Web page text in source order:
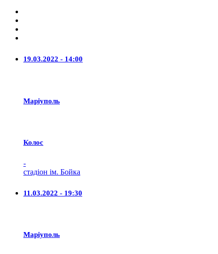
19.03.2022 - 14:00
Маріуполь
Колос
-
стадіон ім. Бойка
11.03.2022 - 19:30
Маріуполь